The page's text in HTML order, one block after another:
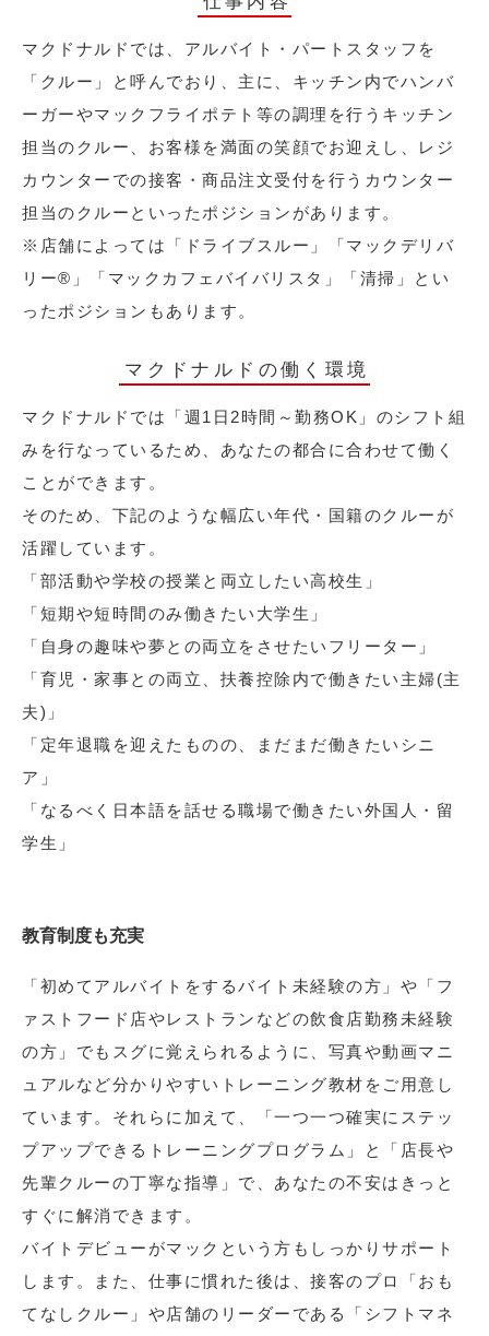
マクドナルドでは、アルバイト・パートスタッフを
「クルー」と呼んでおり、主に、キッチン内でハンバ
ーガーやマックフライポテト等の調理を行うキッチン
担当のクルー、お客様を満面の笑顔でお迎えし、レジ
カウンターでの接客・商品注文受付を行うカウンター
担当のクルーといったポジションがあります。
※店舗によっては「ドライブスルー」「マックデリバ
リー®︎」「マックカフェバイバリスタ」「清掃」とい
ったポジションもあります。
マクドナルドの働く環境
マクドナルドでは「週1日2時間～勤務OK」のシフト組
みを行なっているため、あなたの都合に合わせて働く
ことができます。
そのため、下記のような幅広い年代・国籍のクルーが
活躍しています。
「部活動や学校の授業と両立したい高校生」
「短期や短時間のみ働きたい大学生」
「自身の趣味や夢との両立をさせたいフリーター」
「育児・家事との両立、扶養控除内で働きたい主婦(主
夫)」
「定年退職を迎えたものの、まだまだ働きたいシニ
ア」
「なるべく日本語を話せる職場で働きたい外国人・留
学生」
教育制度も充実
「初めてアルバイトをするバイト未経験の方」や「フ
ァストフード店やレストランなどの飲食店勤務未経験
の方」でもスグに覚えられるように、写真や動画マニ
ュアルなど分かりやすいトレーニング教材をご用意し
ています。それらに加えて、「一つ一つ確実にステッ
プアップできるトレーニングプログラム」と「店長や
先輩クルーの丁寧な指導」で、あなたの不安はきっと
すぐに解消できます。
バイトデビューがマックという方もしっかりサポート
します。また、仕事に慣れた後は、接客のプロ「おも
てなしクルー」や店舗のリーダーである「シフトマネ